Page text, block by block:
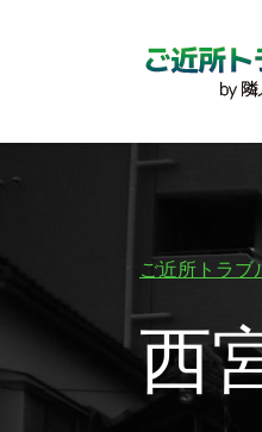
ご近所トラブ
西